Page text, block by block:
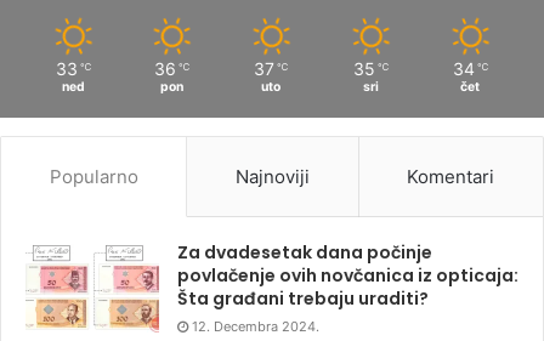
33 ℃
ned
36 ℃
pon
37 ℃
uto
35 ℃
sri
34 ℃
čet
Popularno Najnoviji Komentari
Za dvadesetak dana počinje
povlačenje ovih novčanica iz opticaja:
Šta građani trebaju uraditi?
12. Decembra 2024.